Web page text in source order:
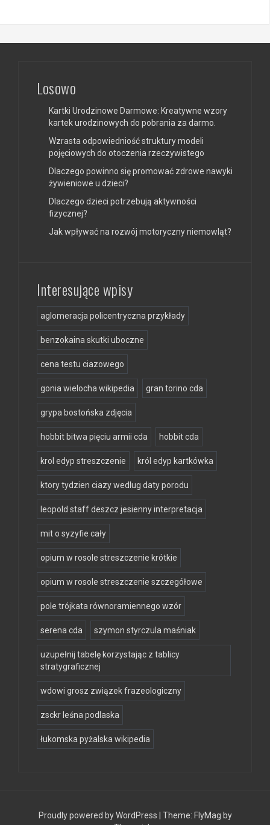
Losowo
Kartki Urodzinowe Darmowe: Kreatywne wzory
kartek urodzinowych do pobrania za darmo.
Wzrasta odpowiedniość struktury modeli
pojęciowych do otoczenia rzeczywistego
Dlaczego powinno się promować zdrowe nawyki
żywieniowe u dzieci?
Dlaczego dzieci potrzebują aktywności
fizycznej?
Jak wpływać na rozwój motoryczny niemowląt?
Interesujące wpisy
aglomeracja policentryczna przykłady
benzokaina skutki uboczne
cena testu ciazowego
gonia wielocha wikipedia gran torino cda
grypa bostońska zdjęcia
hobbit bitwa pięciu armii cda hobbit cda
krol edyp streszczenie król edyp kartkówka
ktory tydzien ciazy wedlug daty porodu
leopold staff deszcz jesienny interpretacja
mit o syzyfie cały
opium w rosole streszczenie krótkie
opium w rosole streszczenie szczegółowe
pole trójkata równoramiennego wzór
serena cda szymon styrczula maśniak
uzupełnij tabelę korzystając z tablicy
stratygraficznej
wdowi grosz związek frazeologiczny
zsckr leśna podlaska
łukomska pyżalska wikipedia
Proudly powered by WordPress Theme: FlyMag by